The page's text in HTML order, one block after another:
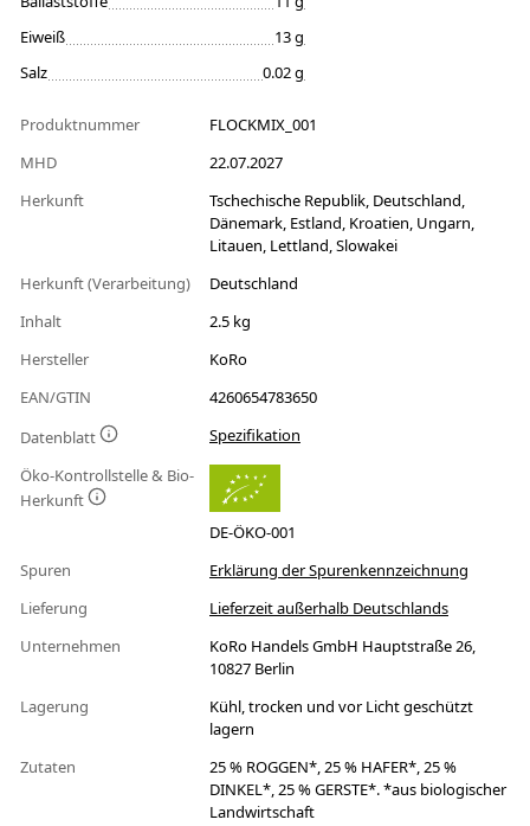
Eiweiß
13 g
Salz
0.02 g
Produktnummer
FLOCKMIX_001
MHD
22.07.2027
Herkunft
Tschechische Republik, Deutschland,
Dänemark, Estland, Kroatien, Ungarn,
Litauen, Lettland, Slowakei
Herkunft (Verarbeitung)
Deutschland
Inhalt
2.5 kg
Hersteller
KoRo
EAN/GTIN
4260654783650
Datenblatt
Spezifikation
Öko-Kontrollstelle & Bio-
Herkunft
DE-ÖKO-001
Spuren
Erklärung der Spurenkennzeichnung
Lieferung
Lieferzeit außerhalb Deutschlands
Unternehmen
KoRo Handels GmbH Hauptstraße 26,
10827 Berlin
Lagerung
Kühl, trocken und vor Licht geschützt
lagern
Zutaten
25 % ROGGEN*, 25 % HAFER*, 25 %
DINKEL*, 25 % GERSTE*. *aus biologischer
Landwirtschaft